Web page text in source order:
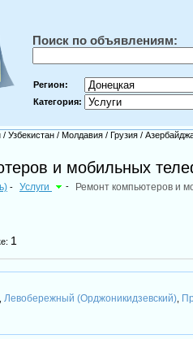
Поиск по объявлениям:
Регион:
Категория:
/ Узбекистан / Молдавия / Грузия /
и мобильных
- Услуги - Ремонт компьютеров и
1
Левобережный (Орджоникидзевский),